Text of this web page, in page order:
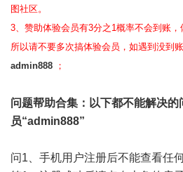
图社区。
3、赞助体验会员有3分之1概率不会到账，
所以请不要多次搞体验会员，如遇到没到
admin888 ；
问题帮助合集 ：以下都不能解决
员“admin888”
问1、手机用户注册后不能查看任何